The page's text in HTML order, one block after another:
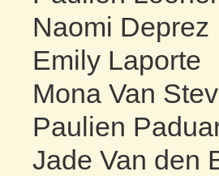
Naomi Deprez
Emily Laporte
Mona Van
Paulien
Jade Van den